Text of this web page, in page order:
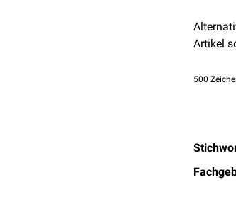
Artikel
500